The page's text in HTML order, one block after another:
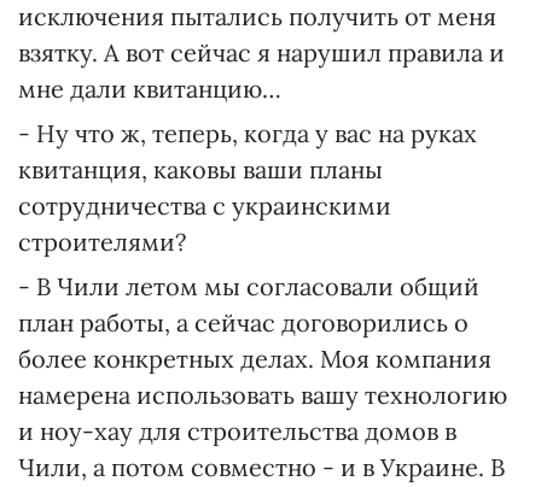
исключения пытались получить от меня
взятку. А вот сейчас я нарушил правила и
мне дали квитанцию…
- Ну что ж, теперь, когда у вас на руках
квитанция, каковы ваши планы
сотрудничества с украинскими
строителями?
- В Чили летом мы согласовали общий
план работы, а сейчас договорились о
более конкретных делах. Моя компания
намерена использовать вашу технологию
и ноу-хау для строительства домов в
Чили, а потом совместно - и в Украине. В